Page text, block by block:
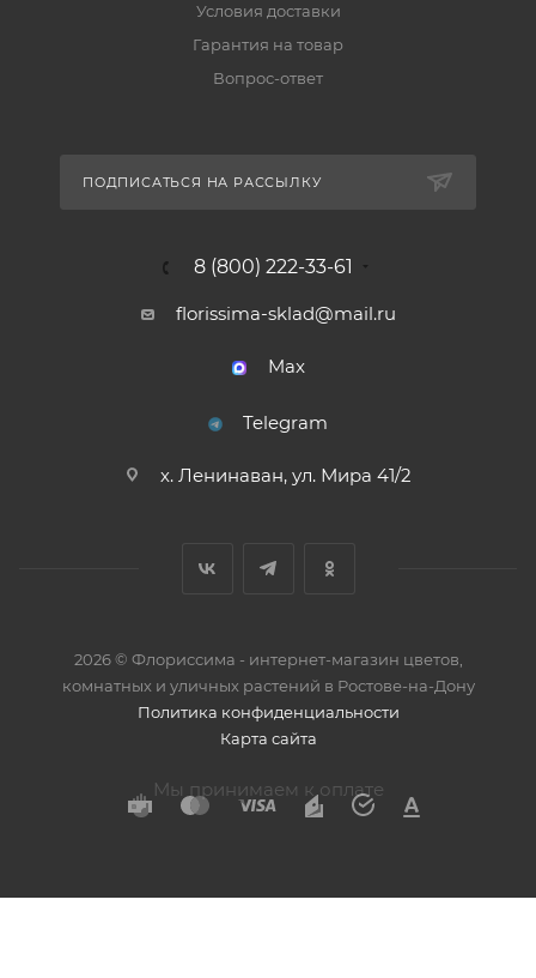
Условия доставки
Гарантия на товар
Вопрос-ответ
ПОДПИСАТЬСЯ НА РАССЫЛКУ
8 (800) 222-33-61
florissima-sklad@mail.ru
Max
Telegram
х. Ленинаван, ул. Мира 41/2
2026 © Флориссима - интернет-магазин цветов,
комнатных и уличных растений в Ростове-на-Дону
Политика конфиденциальности
Карта сайта
Мы принимаем к оплате